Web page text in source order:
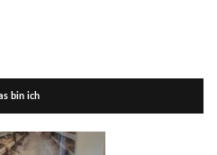
bin ich